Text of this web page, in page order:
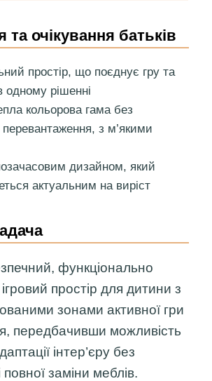
очікування батьків
простір, що поєднує гру та
одному рішенні
кольорова гама без
перевантаження, з м’якими
позачасовим дизайном, який
актуальним на виріст
функціонально
простір для дитини з
зонами активної гри
передбачивши можливість
інтер’єру без
повної заміни меблів.